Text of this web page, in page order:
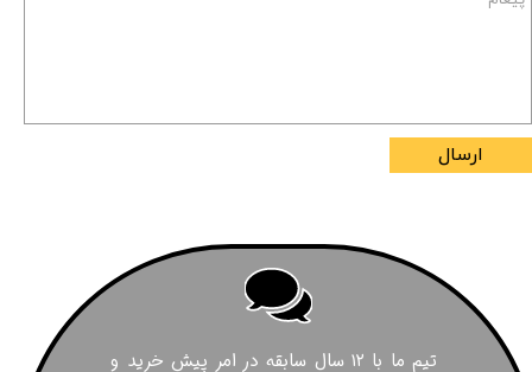
ارسال
تیم ما با ۱۲ سال سابقه در امر پیش خرید و